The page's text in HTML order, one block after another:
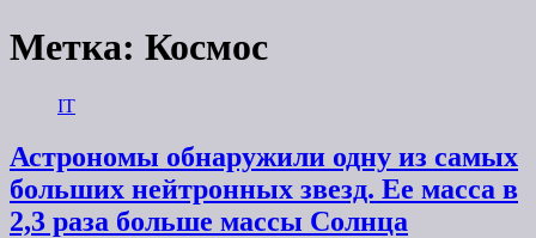
Метка: Космос
IT
Астрономы обнаружили одну из самых
больших нейтронных звезд. Ее масса в
2,3 раза больше массы Солнца